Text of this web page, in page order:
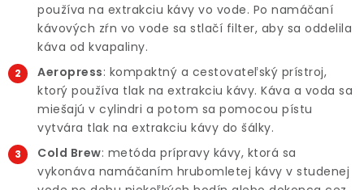
používa na extrakciu kávy vo vode. Po namáčaní
kávových zŕn vo vode sa stlačí filter, aby sa oddelila
káva od kvapaliny.
Aeropress: kompaktný a cestovateľský prístroj,
ktorý používa tlak na extrakciu kávy. Káva a voda sa
miešajú v cylindri a potom sa pomocou pístu
vytvára tlak na extrakciu kávy do šálky.
Cold Brew: metóda prípravy kávy, ktorá sa
vykonáva namáčaním hrubomletej kávy v studenej